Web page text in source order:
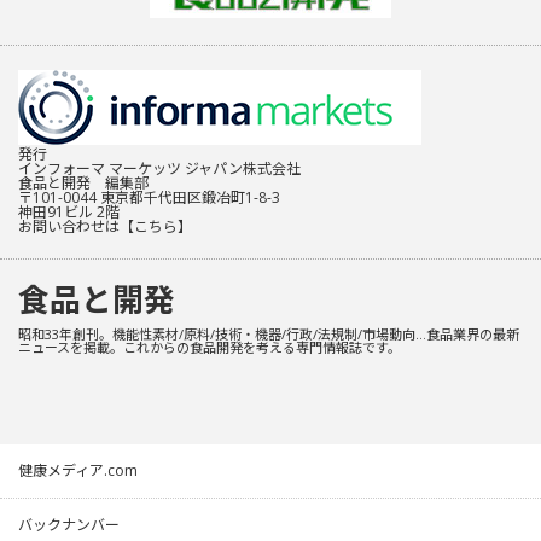
発行
インフォーマ マーケッツ ジャパン株式会社
食品と開発 編集部
〒101-0044 東京都千代田区鍛冶町1-8-3
神田91ビル 2階
お問い合わせは 【こちら】
食品と開発
昭和33年創刊。機能性素材/原料/技術・機器/行政/法規制/市場動向…食品業界の最新
ニュースを掲載。これからの食品開発を考える専門情報誌です。
健康メディア.com
バックナンバー